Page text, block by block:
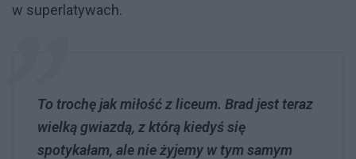
w superlatywach.
To trochę jak miłość z liceum. Brad jest teraz
wielką gwiazdą, z którą kiedyś się
spotykałam, ale nie żyjemy w tym samym